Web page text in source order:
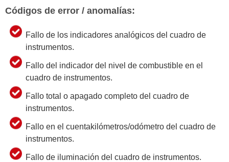
Códigos de error / anomalías:
Fallo de los indicadores analógicos del cuadro de
instrumentos.
Fallo del indicador del nivel de combustible en el
cuadro de instrumentos.
Fallo total o apagado completo del cuadro de
instrumentos.
Fallo en el cuentakilómetros/odómetro del cuadro de
instrumentos.
Fallo de iluminación del cuadro de instrumentos.